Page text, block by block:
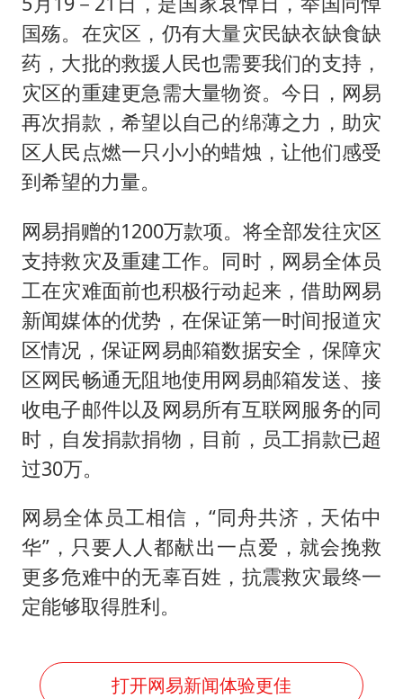
国殇。在灾区，仍有大量灾民缺衣缺食缺
药，大批的救援人民也需要我们的支持，
灾区的重建更急需大量物资。今日，网易
再次捐款，希望以自己的绵薄之力，助灾
区人民点燃一只小小的蜡烛，让他们感受
到希望的力量。
网易捐赠的1200万款项。将全部发往灾区
支持救灾及重建工作。同时，网易全体员
工在灾难面前也积极行动起来，借助网易
新闻媒体的优势，在保证第一时间报道灾
区情况，保证网易邮箱数据安全，保障灾
区网民畅通无阻地使用网易邮箱发送、接
收电子邮件以及网易所有互联网服务的同
时，自发捐款捐物，目前，员工捐款已超
过30万。
网易全体员工相信，“同舟共济，天佑中
华”，只要人人都献出一点爱，就会挽救
更多危难中的无辜百姓，抗震救灾最终一
定能够取得胜利。
打开网易新闻体验更佳